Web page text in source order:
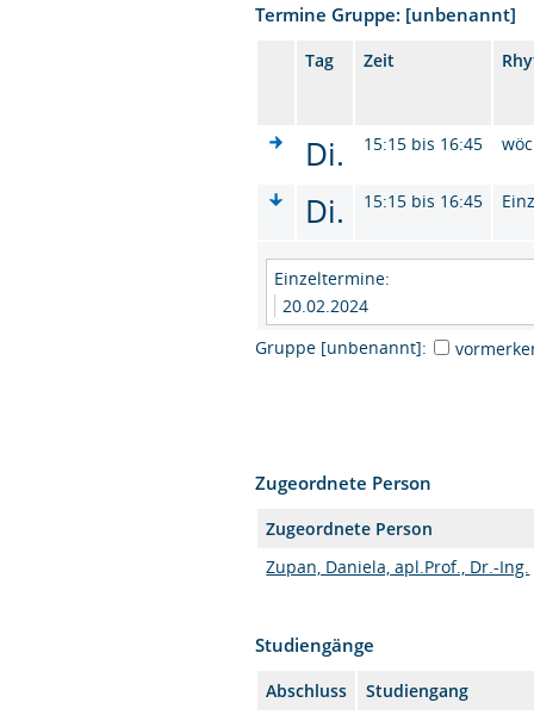
Termine Gruppe: [unbenannt]
Tag Zeit
Di. 15:15 bis 16:45
Di. 15:15 bis 16:45
Einzeltermine:
20.02.2024
Gruppe [unbenannt]:
Zugeordnete Person
Zugeordnete Person
Zupan, Daniela, apl.Prof., Dr.-Ing.
Studiengänge
Abschluss
Studiengang